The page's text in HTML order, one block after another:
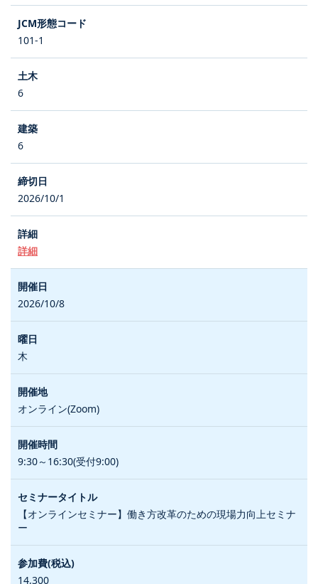
101-1
6
6
2026/10/1
詳細
2026/10/8
木
オンライン(Zoom)
9:30～16:30(受付9:00)
【オンラインセミナー】働き方改革のための現場力向上セミナ
ー
14,300